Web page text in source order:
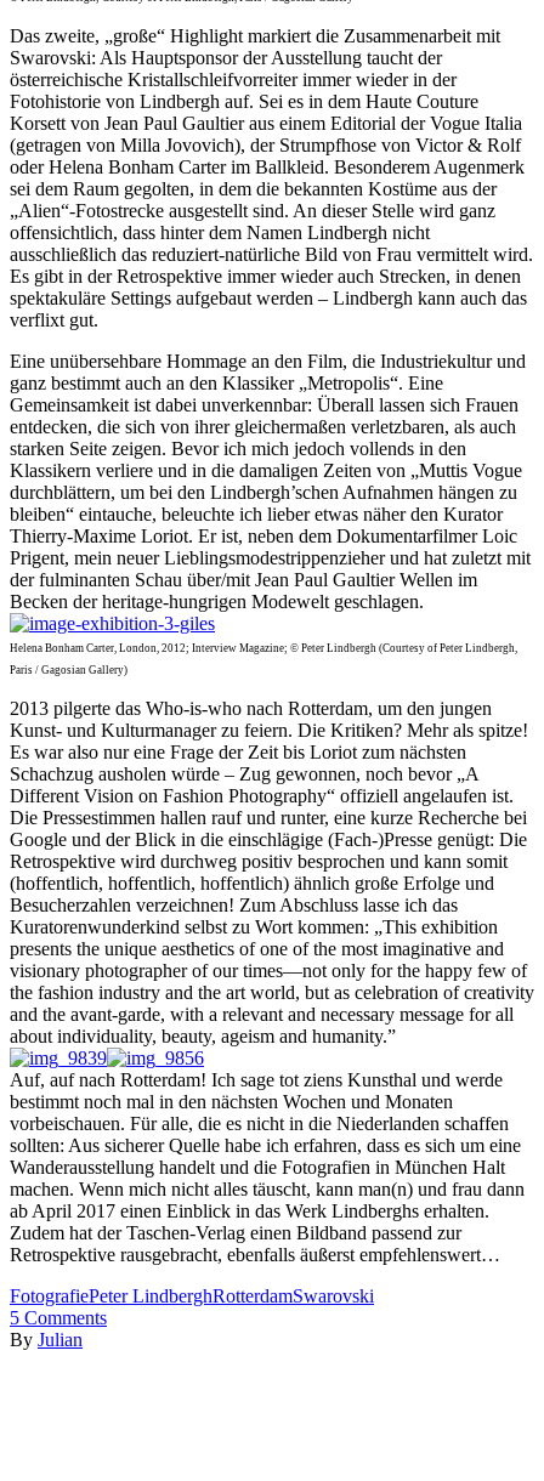
Das zweite, „große“ Highlight markiert die Zusammenarbeit mit
Swarovski: Als Hauptsponsor der Ausstellung taucht der
österreichische Kristallschleifvorreiter immer wieder in der
Fotohistorie von Lindbergh auf. Sei es in dem Haute Couture
Korsett von Jean Paul Gaultier aus einem Editorial der Vogue Italia
(getragen von Milla Jovovich), der Strumpfhose von Victor & Rolf
oder Helena Bonham Carter im Ballkleid. Besonderem Augenmerk
sei dem Raum gegolten, in dem die bekannten Kostüme aus der
„Alien“-Fotostrecke ausgestellt sind. An dieser Stelle wird ganz
offensichtlich, dass hinter dem Namen Lindbergh nicht
ausschließlich das reduziert-natürliche Bild von Frau vermittelt wird.
Es gibt in der Retrospektive immer wieder auch Strecken, in denen
spektakuläre Settings aufgebaut werden – Lindbergh kann auch das
verflixt gut.
Eine unübersehbare Hommage an den Film, die Industriekultur und
ganz bestimmt auch an den Klassiker „Metropolis“. Eine
Gemeinsamkeit ist dabei unverkennbar: Überall lassen sich Frauen
entdecken, die sich von ihrer gleichermaßen verletzbaren, als auch
starken Seite zeigen. Bevor ich mich jedoch vollends in den
Klassikern verliere und in die damaligen Zeiten von „Muttis Vogue
durchblättern, um bei den Lindbergh’schen Aufnahmen hängen zu
bleiben“ eintauche, beleuchte ich lieber etwas näher den Kurator
Thierry-Maxime Loriot. Er ist, neben dem Dokumentarfilmer Loic
Prigent, mein neuer Lieblingsmodestrippenzieher und hat zuletzt mit
der fulminanten Schau über/mit Jean Paul Gaultier Wellen im
Becken der heritage-hungrigen Modewelt geschlagen.
Helena Bonham Carter, London, 2012; Interview Magazine; © Peter Lindbergh (Courtesy of Peter Lindbergh,
Paris / Gagosian Gallery)
2013 pilgerte das Who-is-who nach Rotterdam, um den jungen
Kunst- und Kulturmanager zu feiern. Die Kritiken? Mehr als spitze!
Es war also nur eine Frage der Zeit bis Loriot zum nächsten
Schachzug ausholen würde – Zug gewonnen, noch bevor „A
Different Vision on Fashion Photography“ offiziell angelaufen ist.
Die Pressestimmen hallen rauf und runter, eine kurze Recherche bei
Google und der Blick in die einschlägige (Fach-)Presse genügt: Die
Retrospektive wird durchweg positiv besprochen und kann somit
(hoffentlich, hoffentlich, hoffentlich) ähnlich große Erfolge und
Besucherzahlen verzeichnen! Zum Abschluss lasse ich das
Kuratorenwunderkind selbst zu Wort kommen: „This exhibition
presents the unique aesthetics of one of the most imaginative and
visionary photographer of our times—not only for the happy few of
the fashion industry and the art world, but as celebration of creativity
and the avant-garde, with a relevant and necessary message for all
about individuality, beauty, ageism and humanity.”
Auf, auf nach Rotterdam! Ich sage tot ziens Kunsthal und werde
bestimmt noch mal in den nächsten Wochen und Monaten
vorbeischauen. Für alle, die es nicht in die Niederlanden schaffen
sollten: Aus sicherer Quelle habe ich erfahren, dass es sich um eine
Wanderausstellung handelt und die Fotografien in München Halt
machen. Wenn mich nicht alles täuscht, kann man(n) und frau dann
ab April 2017 einen Einblick in das Werk Lindberghs erhalten.
Zudem hat der Taschen-Verlag einen Bildband passend zur
Retrospektive rausgebracht, ebenfalls äußerst empfehlenswert…
FotografiePeter LindberghRotterdamSwarovski
5 Comments
By Julian